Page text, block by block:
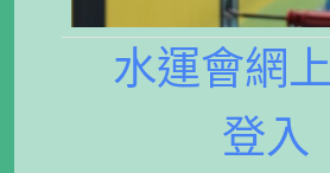
水運會網
登入